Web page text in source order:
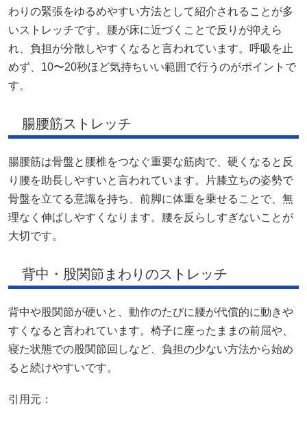
わりの緊張をゆるめやすい方法として紹介されることが多
いストレッチです。腰が床に近づくことで反りが抑えら
れ、負担が分散しやすくなると言われています。呼吸を止
めず、10〜20秒ほど気持ちいい範囲で行うのがポイントで
す。
腸腰筋ストレッチ
腸腰筋は骨盤と腰椎をつなぐ重要な筋肉で、硬くなると反
り腰を助長しやすいと言われています。片膝立ちの姿勢で
骨盤を立てる意識を持ち、前脚に体重を乗せることで、無
理なく伸ばしやすくなります。腰を反らしすぎないことが
大切です。
背中・股関節まわりのストレッチ
背中や股関節が硬いと、動作のたびに腰が代償的に動きや
すくなると言われています。椅子に座ったままの前屈や、
寝た状態での股関節回しなど、負担の少ない方法から始め
ると続けやすいです。
引用元：